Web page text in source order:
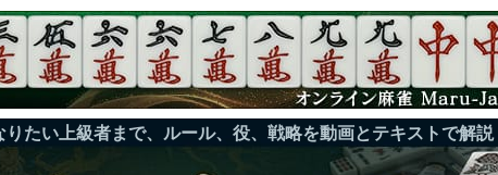
たい上級者まで、ルール、役、戦略を動画とテキストで解説